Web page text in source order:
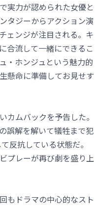
実力が認められた女優と
タジーからアクション演
ェンジが注目される。キ
合流して一緒にできるこ
・ホンジュという魅力的
懸命に準備してお見せす
カムバックを予告した。
誤解を解いて犠牲まで犯
反抗している状態だ。
プレーが再び劇を盛り上
もドラマの中心的なスト